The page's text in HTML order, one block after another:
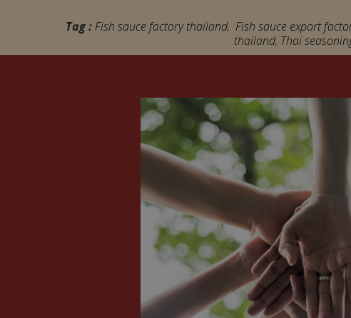
Tag : Fish sauce factory thailand, Fish sauce export
thailand, Thai